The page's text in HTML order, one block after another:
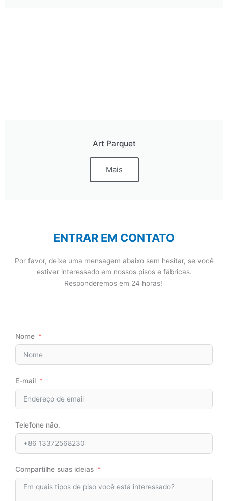
Art Parquet
Mais
ENTRAR EM CONTATO
Por favor, deixe uma mensagem abaixo sem hesitar, se você
estiver interessado em nossos pisos e fábricas.
Responderemos em 24 horas!
Nome
E-mail
Telefone não.
Compartilhe suas ideias